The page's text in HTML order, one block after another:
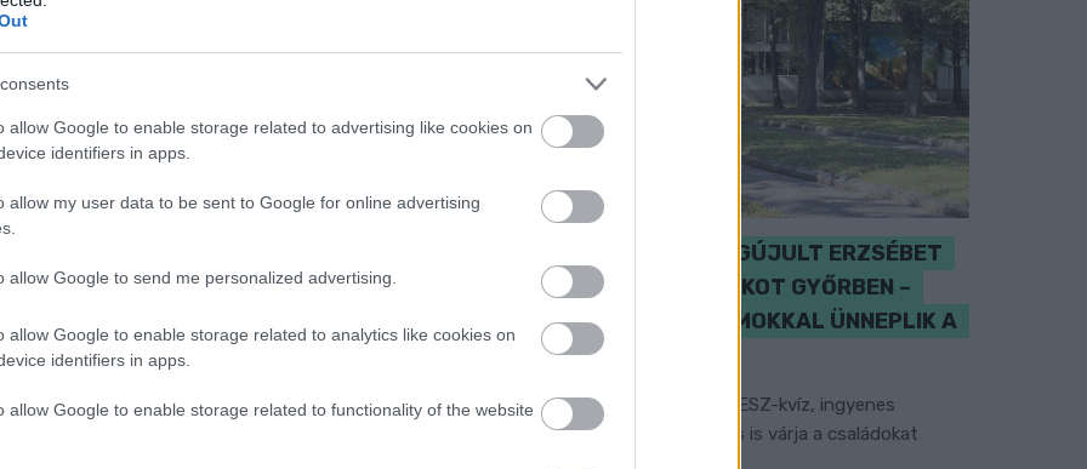
allow Google to enable storage related to advertising like cookies on
identifiers in apps.
allow my user data to be sent to Google for online advertising
allow Google to send me personalized advertising.
allow Google to enable storage related to analytics like cookies on
identifiers in apps.
allow Google to enable storage related to functionality of the website
ÁTADJÁK A MEGÚJULT ERZSÉBET
LIGETI KRESZ-PARKOT GYŐRBEN –
CSALÁDI PROGRAMOKKAL ÜNNEPLIK A
FELÚJÍTÁST
Ügyességi versenyek, KRESZ-kvíz, ingyenes
kerékpár- és e-rollerjelölés is várja a családokat